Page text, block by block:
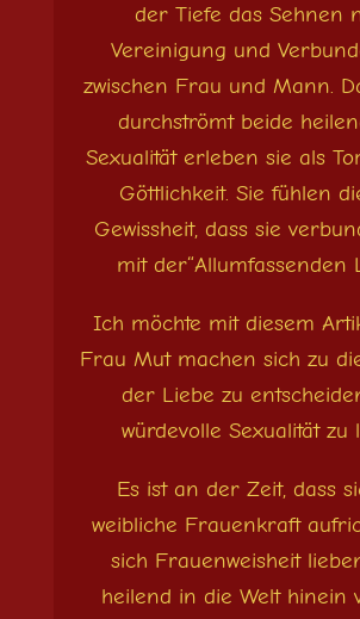
der Tiefe das Sehnen
Vereinigung und
zwischen Frau und Mann.
durchströmt beide
Sexualität erleben sie als
Göttlichkeit. Sie fühlen
Gewissheit, dass sie
mit der“Allumfassenden
Ich möchte mit diesem
Frau Mut machen sich zu
der Liebe zu
würdevolle Sexualität zu
Es ist an der Zeit, dass
weibliche Frauenkraft
sich Frauenweisheit
heilend in die Welt hinein